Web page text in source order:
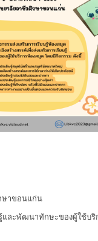
ษาขอนแก่น
รู้และพัฒนาทักษะของผู้ใช้บ